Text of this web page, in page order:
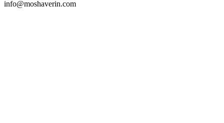
info@moshaverin.com